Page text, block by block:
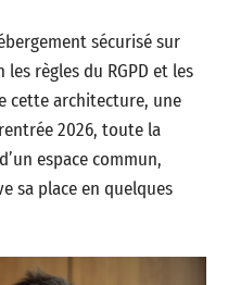
sécurisé sur
règles du RGPD et les
cette architecture, une
2026, toute la
espace commun,
sa place en quelques